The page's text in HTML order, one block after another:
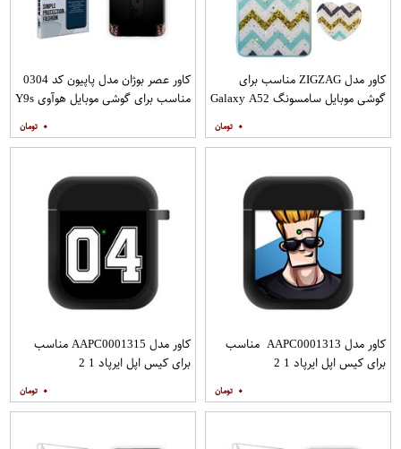
کاور مدل ZIGZAG مناسب برای
گوشی موبایل سامسونگ Galaxy A52
۰
کاور عصر بوژان مدل پاپیون کد 0304
مناسب برای گوشی موبایل هوآوی Y9s
۰
کاور مدل AAPC0001313 مناسب
برای کیس اپل ایرپاد 1 2
۰
کاور مدل AAPC0001315 مناسب
برای کیس اپل ایرپاد 1 2
۰